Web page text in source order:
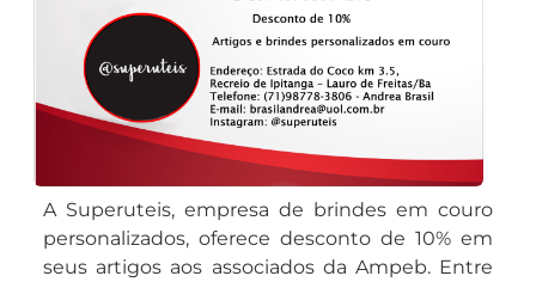
A Superuteis, empresa de brindes em couro
personalizados, oferece desconto de 10% em
seus artigos aos associados da Ampeb. Entre